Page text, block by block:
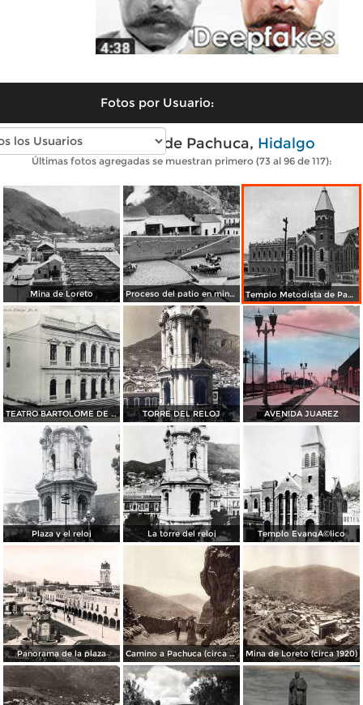
Fotos por Usuario:
Fotos antiguas de Pachuca, Hidalgo
Últimas fotos agregadas se muestran primero (73 al 96 de 117):
Mina de Loreto Proceso del patio en minería Templo Metodista de Pachuca (ca. 1909)
TEATRO BARTOLOME DE MEDINA TORRE DEL RELOJ AVENIDA JUAREZ
Plaza y el reloj La torre del reloj Templo EvangÃ©lico
Panorama de la plaza Camino a Pachuca (circa 1920) Mina de Loreto (circa 1920)